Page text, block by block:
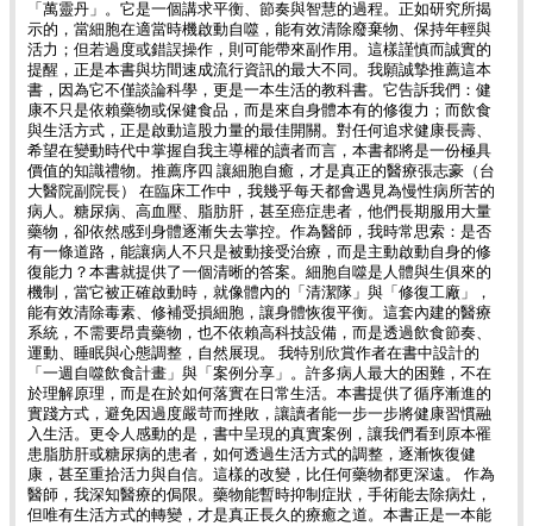
「萬靈丹」。它是一個講求平衡、節奏與智慧的過程。正如研究所揭
示的，當細胞在適當時機啟動自噬，能有效清除廢棄物、保持年輕與
活力；但若過度或錯誤操作，則可能帶來副作用。這樣謹慎而誠實的
提醒，正是本書與坊間速成流行資訊的最大不同。我願誠摯推薦這本
書，因為它不僅談論科學，更是一本生活的教科書。它告訴我們：健
康不只是依賴藥物或保健食品，而是來自身體本有的修復力；而飲食
與生活方式，正是啟動這股力量的最佳開關。對任何追求健康長壽、
希望在變動時代中掌握自我主導權的讀者而言，本書都將是一份極具
價值的知識禮物。推薦序四 讓細胞自癒，才是真正的醫療張志豪（台
大醫院副院長） 在臨床工作中，我幾乎每天都會遇見為慢性病所苦的
病人。糖尿病、高血壓、脂肪肝，甚至癌症患者，他們長期服用大量
藥物，卻依然感到身體逐漸失去掌控。作為醫師，我時常思索：是否
有一條道路，能讓病人不只是被動接受治療，而是主動啟動自身的修
復能力？本書就提供了一個清晰的答案。細胞自噬是人體與生俱來的
機制，當它被正確啟動時，就像體內的「清潔隊」與「修復工廠」，
能有效清除毒素、修補受損細胞，讓身體恢復平衡。這套內建的醫療
系統，不需要昂貴藥物，也不依賴高科技設備，而是透過飲食節奏、
運動、睡眠與心態調整，自然展現。 我特別欣賞作者在書中設計的
「一週自噬飲食計畫」與「案例分享」。許多病人最大的困難，不在
於理解原理，而是在於如何落實在日常生活。本書提供了循序漸進的
實踐方式，避免因過度嚴苛而挫敗，讓讀者能一步一步將健康習慣融
入生活。更令人感動的是，書中呈現的真實案例，讓我們看到原本罹
患脂肪肝或糖尿病的患者，如何透過生活方式的調整，逐漸恢復健
康，甚至重拾活力與自信。這樣的改變，比任何藥物都更深遠。 作為
醫師，我深知醫療的侷限。藥物能暫時抑制症狀，手術能去除病灶，
但唯有生活方式的轉變，才是真正長久的療癒之道。本書正是一本能